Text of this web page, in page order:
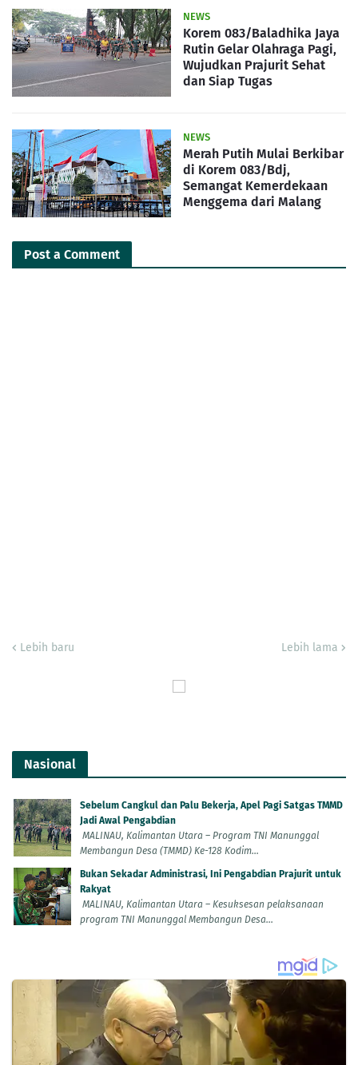
NEWS
Korem 083/Baladhika Jaya
Rutin Gelar Olahraga Pagi,
Wujudkan Prajurit Sehat
dan Siap Tugas
NEWS
Merah Putih Mulai Berkibar
di Korem 083/Bdj,
Semangat Kemerdekaan
Menggema dari Malang
Post a Comment
Lebih baru Lebih lama
Nasional
Sebelum Cangkul dan Palu Bekerja, Apel Pagi Satgas TMMD
Jadi Awal Pengabdian
MALINAU, Kalimantan Utara – Program TNI Manunggal
Membangun Desa (TMMD) Ke-128 Kodim...
Bukan Sekadar Administrasi, Ini Pengabdian Prajurit untuk
Rakyat
MALINAU, Kalimantan Utara – Kesuksesan pelaksanaan
program TNI Manunggal Membangun Desa...